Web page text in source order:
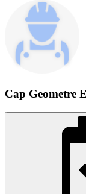
Cap Geometre